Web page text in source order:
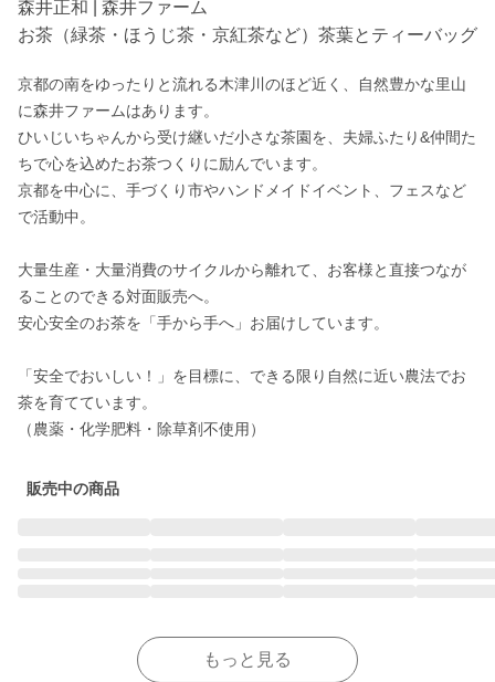
森井正和 | 森井ファーム
お茶（緑茶・ほうじ茶・京紅茶など）茶葉とティーバッグ
京都の南をゆったりと流れる木津川のほど近く、自然豊かな里山
に森井ファームはあります。
ひいじいちゃんから受け継いだ小さな茶園を、夫婦ふたり&仲間た
ちで心を込めたお茶つくりに励んでいます。
京都を中心に、手づくり市やハンドメイドイベント、フェスなど
で活動中。
大量生産・大量消費のサイクルから離れて、お客様と直接つなが
ることのできる対面販売へ。
安心安全のお茶を「手から手へ」お届けしています。
「安全でおいしい！」を目標に、できる限り自然に近い農法でお
茶を育てています。
販売中の商品
もっと見る